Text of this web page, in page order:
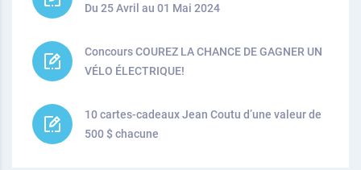
Du 25 Avril au 01 Mai 2024
Concours COUREZ LA CHANCE DE GAGNER UN
VÉLO ÉLECTRIQUE!
10 cartes-cadeaux Jean Coutu d’une valeur de
500 $ chacune